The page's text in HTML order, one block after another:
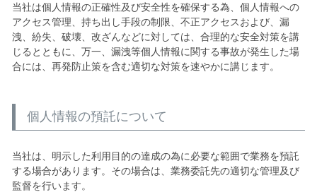
当社は個人情報の正確性及び安全性を確保する為、個人情報への
アクセス管理、持ち出し手段の制限、不正アクセスおよび、漏
洩、紛失、破壊、改ざんなどに対しては、合理的な安全対策を講
じるとともに、万一、漏洩等個人情報に関する事故が発生した場
合には、再発防止策を含む適切な対策を速やかに講じます。
個人情報の預託について
当社は、明示した利用目的の達成の為に必要な範囲で業務を預託
する場合があります。その場合は、業務委託先の適切な管理及び
監督を行います。